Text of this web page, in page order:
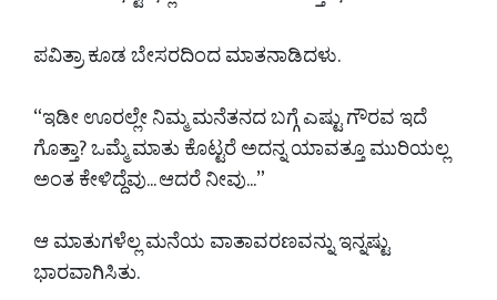
ಪವಿತ್ರಾ ಕೂಡ ಬೇಸರದಿಂದ ಮಾತನಾಡಿದಳು.
“ಇಡೀ ಊರಲ್ಲೇ ನಿಮ್ಮ ಮನೆತನದ ಬಗ್ಗೆ ಎಷ್ಟು ಗೌರವ ಇದೆ
ಗೊತ್ತಾ? ಒಮ್ಮೆ ಮಾತು ಕೊಟ್ಟರೆ ಅದನ್ನ ಯಾವತ್ತೂ ಮುರಿಯಲ್ಲ
ಅಂತ ಕೇಳಿದ್ದೆವು... ಆದರೆ ನೀವು...”
ಆ ಮಾತುಗಳೆಲ್ಲ ಮನೆಯ ವಾತಾವರಣವನ್ನು ಇನ್ನಷ್ಟು
ಭಾರವಾಗಿಸಿತು.